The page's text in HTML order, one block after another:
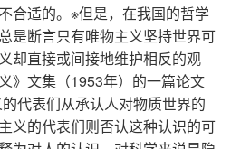
合适的。※但是，在我国的哲学
是断言只有唯物主义坚持世界可
却直接或间接地维护相反的观
》文集（1953年）的一篇论文
代表们从承认人对物质世界的
义的代表们则否认这种认识的可